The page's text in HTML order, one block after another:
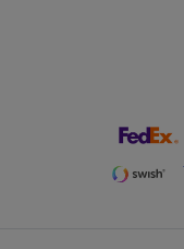
www.plaud.se